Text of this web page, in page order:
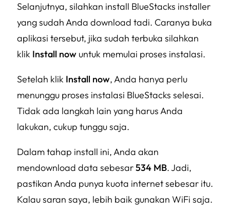
Selanjutnya, silahkan install BlueStacks installer
yang sudah Anda download tadi. Caranya buka
aplikasi tersebut, jika sudah terbuka silahkan
klik Install now untuk memulai proses instalasi.
Setelah klik Install now, Anda hanya perlu
menunggu proses instalasi BlueStacks selesai.
Tidak ada langkah lain yang harus Anda
lakukan, cukup tunggu saja.
Dalam tahap install ini, Anda akan
mendownload data sebesar534 MB. Jadi,
pastikan Anda punya kuota internet sebesar itu.
Kalau saran saya, lebih baik gunakan WiFi saja.